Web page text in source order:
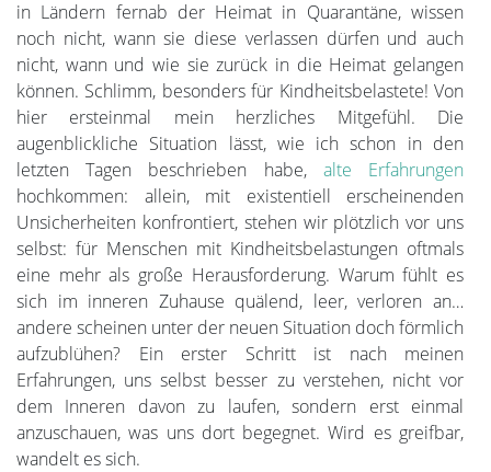
in Ländern fernab der Heimat in Quarantäne, wissen
noch nicht, wann sie diese verlassen dürfen und auch
nicht, wann und wie sie zurück in die Heimat gelangen
können. Schlimm, besonders für Kindheitsbelastete! Von
hier ersteinmal mein herzliches Mitgefühl. Die
augenblickliche Situation lässt, wie ich schon in den
letzten Tagen beschrieben habe, alte Erfahrungen
hochkommen: allein, mit existentiell erscheinenden
Unsicherheiten konfrontiert, stehen wir plötzlich vor uns
selbst: für Menschen mit Kindheitsbelastungen oftmals
eine mehr als große Herausforderung. Warum fühlt es
sich im inneren Zuhause quälend, leer, verloren an…
andere scheinen unter der neuen Situation doch förmlich
aufzublühen? Ein erster Schritt ist nach meinen
Erfahrungen, uns selbst besser zu verstehen, nicht vor
dem Inneren davon zu laufen, sondern erst einmal
anzuschauen, was uns dort begegnet. Wird es greifbar,
wandelt es sich.